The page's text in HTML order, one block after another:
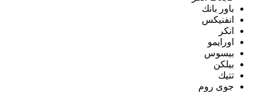
باور بانك
انفنيكس
انكر
اورايمو
بيسوس
بيلكن
تتيك
جوى روم